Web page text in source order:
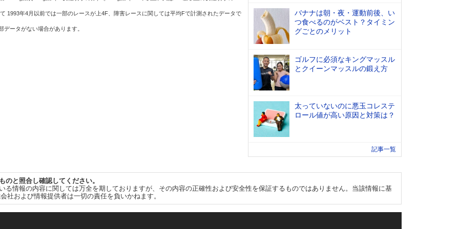
1993年4月以前では一部のレースが上4F、障害レースに関しては平均Fで計測されたデータで
ータがない場合があります。
バナナは朝・夜・運動前後、い
つ食べるのがベスト？タイミン
グごとのメリット
ゴルフに必須なキングマッスル
とクイーンマッスルの鍛え方
太っていないのに悪玉コレステ
ロール値が高い原因と対策は？
記事一覧
のと照合し確認してください。
る情報の内容に関しては万全を期しておりますが、その内容の正確性および安全性を保証するものではありません。当該情報に基
社および情報提供者は一切の責任を負いかねます。